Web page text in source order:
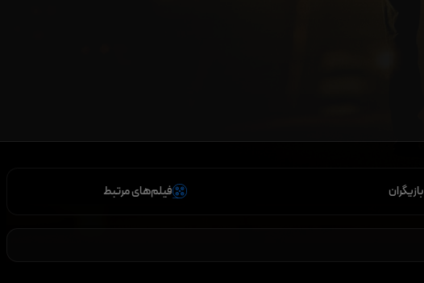
بازیگران فیلم‌های مرتبط